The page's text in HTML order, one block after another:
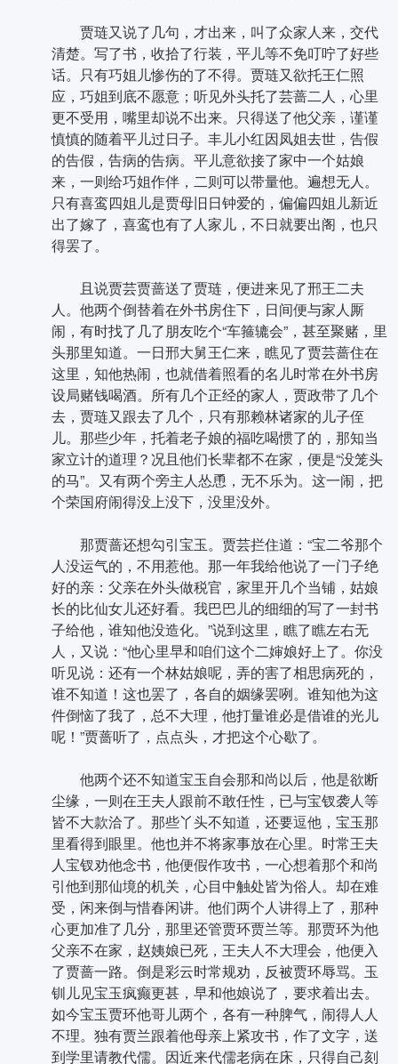
贾琏又说了几句，才出来，叫了众家人来，交代
清楚。写了书，收拾了行装，平儿等不免叮咛了好些
话。只有巧姐儿惨伤的了不得。贾琏又欲托王仁照
应，巧姐到底不愿意；听见外头托了芸蔷二人，心里
更不受用，嘴里却说不出来。只得送了他父亲，谨谨
慎慎的随着平儿过日子。丰儿小红因凤姐去世，告假
的告假，告病的告病。平儿意欲接了家中一个姑娘
来，一则给巧姐作伴，二则可以带量他。遍想无人。
只有喜鸾四姐儿是贾母旧日钟爱的，偏偏四姐儿新近
出了嫁了，喜鸾也有了人家儿，不日就要出阁，也只
得罢了。
且说贾芸贾蔷送了贾琏，便进来见了邢王二夫
人。他两个倒替着在外书房住下，日间便与家人厮
闹，有时找了几了朋友吃个“车箍辘会”，甚至聚赌，里
头那里知道。一日邢大舅王仁来，瞧见了贾芸蔷住在
这里，知他热闹，也就借着照看的名儿时常在外书房
设局赌钱喝酒。所有几个正经的家人，贾政带了几个
去，贾琏又跟去了几个，只有那赖林诸家的儿子侄
儿。那些少年，托着老子娘的福吃喝惯了的，那知当
家立计的道理？况且他们长辈都不在家，便是“没笼头
的马”。又有两个旁主人怂恿，无不乐为。这一闹，把
个荣国府闹得没上没下，没里没外。
那贾蔷还想勾引宝玉。贾芸拦住道：“宝二爷那个
人没运气的，不用惹他。那一年我给他说了一门子绝
好的亲：父亲在外头做税官，家里开几个当铺，姑娘
长的比仙女儿还好看。我巴巴儿的细细的写了一封书
子给他，谁知他没造化。”说到这里，瞧了瞧左右无
人，又说：“他心里早和咱们这个二婶娘好上了。你没
听见说：还有一个林姑娘呢，弄的害了相思病死的，
谁不知道！这也罢了，各自的姻缘罢咧。谁知他为这
件倒恼了我了，总不大理，他打量谁必是借谁的光儿
呢！”贾蔷听了，点点头，才把这个心歇了。
他两个还不知道宝玉自会那和尚以后，他是欲断
尘缘，一则在王夫人跟前不敢任性，已与宝钗袭人等
皆不大款洽了。那些丫头不知道，还要逗他，宝玉那
里看得到眼里。他也并不将家事放在心里。时常王夫
人宝钗劝他念书，他便假作攻书，一心想着那个和尚
引他到那仙境的机关，心目中触处皆为俗人。却在难
受，闲来倒与惜春闲讲。他们两个人讲得上了，那种
心更加准了几分，那里还管贾环贾兰等。那贾环为他
父亲不在家，赵姨娘已死，王夫人不大理会，他便入
了贾蔷一路。倒是彩云时常规劝，反被贾环辱骂。玉
钏儿见宝玉疯癫更甚，早和他娘说了，要求着出去。
如今宝玉贾环他哥儿两个，各有一种脾气，闹得人人
不理。独有贾兰跟着他母亲上紧攻书，作了文字，送
到学里请教代儒。因近来代儒老病在床，只得自己刻